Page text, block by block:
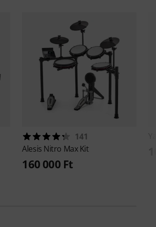
141
Alesis Nitro Max Kit
160 000 Ft